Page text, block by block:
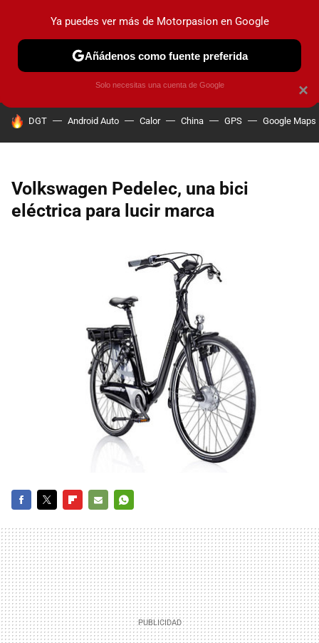
PRUEBAS COCHES ELÉCTRICOS OBSERVATORIO
HOY SE HABLA DE
DGT Android Auto Calor China GPS Google Maps
Volkswagen Pedelec, una bici
eléctrica para lucir marca
MAIL
×
Ya puedes ver más de Motorpasion en Google
Añádenos como fuente preferida
Solo necesitas una cuenta de Google